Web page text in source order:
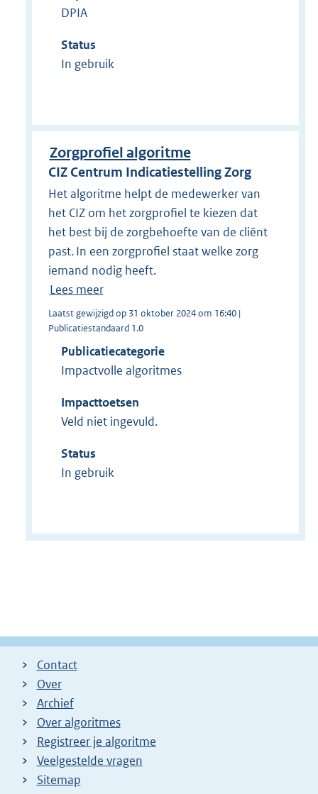
DPIA
Status
In gebruik
Zorgprofiel algoritme
CIZ Centrum Indicatiestelling Zorg
Het algoritme helpt de medewerker van
het CIZ om het zorgprofiel te kiezen dat
het best bij de zorgbehoefte van de cliënt
past. In een zorgprofiel staat welke zorg
iemand nodig heeft.
Lees meer
Laatst gewijzigd op 31 oktober 2024 om 16:40 |
Publicatiestandaard 1.0
Publicatiecategorie
Impactvolle algoritmes
Impacttoetsen
Veld niet ingevuld.
Status
In gebruik
Contact
Over
Archief
Over algoritmes
Registreer je algoritme
Veelgestelde vragen
Sitemap